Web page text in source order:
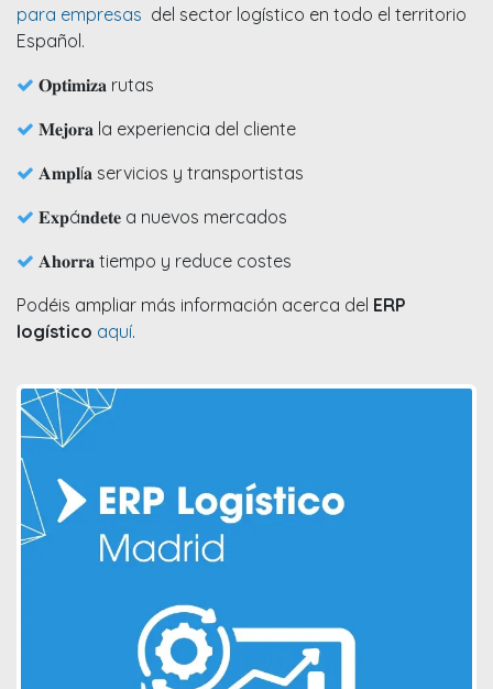
para empresas del sector logístico en todo el territorio
Español.
𝐎𝐩𝐭𝐢𝐦𝐢𝐳𝐚 rutas
𝐌𝐞𝐣𝐨𝐫𝐚 la experiencia del cliente
𝐀𝐦𝐩𝐥í𝐚 servicios y transportistas
𝐄𝐱𝐩á𝐧𝐝𝐞𝐭𝐞 a nuevos mercados
𝐀𝐡𝐨𝐫𝐫𝐚 tiempo y reduce costes
Podéis ampliar más información acerca del ERP
logístico aquí.